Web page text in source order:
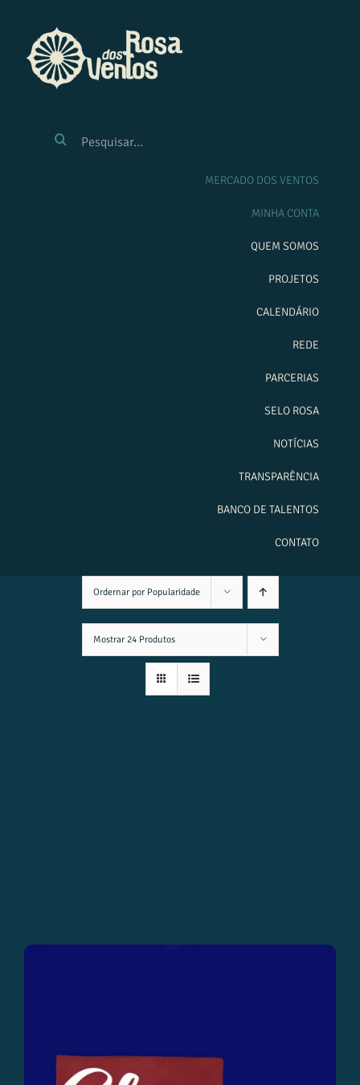
conteúdo
RESULTADOS
MERCADO DOS VENTOS
MINHA CONTA
QUEM SOMOS
PROJETOS
CALENDÁRIO
REDE
PARCERIAS
SELO ROSA
NOTÍCIAS
TRANSPARÊNCIA
BANCO DE TALENTOS
CONTATO
Ordernar por Popularidade
Mostrar 24 Produtos